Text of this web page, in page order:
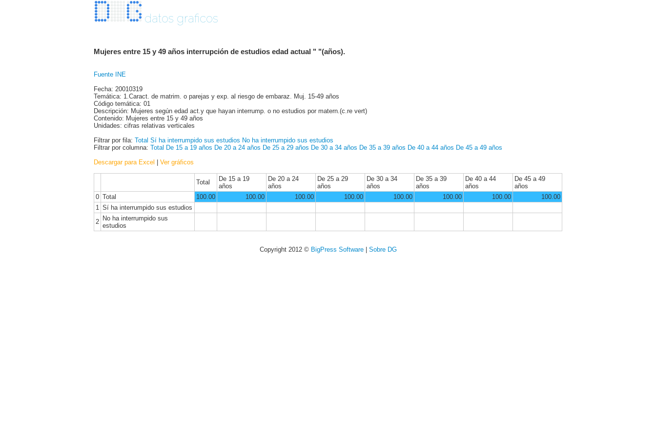
datos graficos
Mujeres entre 15 y 49 años interrupción de estudios edad actual " "(años).
Fuente INE
Fecha: 20010319
Temática: 1.Caract. de matrim. o parejas y exp. al riesgo de embaraz. Muj. 15-49 años
Código temática: 01
Descripción: Mujeres según edad act.y que hayan interrump. o no estudios por matern.(c.re vert)
Contenido: Mujeres entre 15 y 49 años
Unidades: cifras relativas verticales
Filtrar por fila: Total Sí ha interrumpido sus estudios No ha interrumpido sus estudios
Filtrar por columna: Total De 15 a 19 años De 20 a 24 años De 25 a 29 años De 30 a 34 años De 35 a 39 años De 40 a 44 años De 45 a 49 años
Descargar para Excel | Ver gráficos
Total
De 15 a 19
años
De 20 a 24
años
De 25 a 29
años
De 30 a 34
años
De 35 a 39
años
De 40 a 44
años
De 45 a 49
años
0 Total 100.00 100.00 100.00 100.00 100.00 100.00 100.00
100.00
1 Sí ha interrumpido sus estudios
2 No ha interrumpido sus
estudios
Copyright 2012 © BigPress Software| Sobre DG